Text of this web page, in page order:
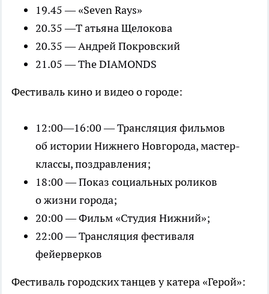
19.45 — «Seven Rays»
20.35 —Т атьяна Щелокова
20.35 — Андрей Покровский
21.05 — The DIAMONDS
Фестиваль кино и видео о городе:
12:00—16:00 — Трансляция фильмов
об истории Нижнего Новгорода, мастер-
классы, поздравления;
18:00 — Показ социальных роликов
о жизни города;
20:00 — Фильм «Студия Нижний»;
22:00 — Трансляция фестиваля
фейерверков
Фестиваль городских танцев у катера «Герой»: